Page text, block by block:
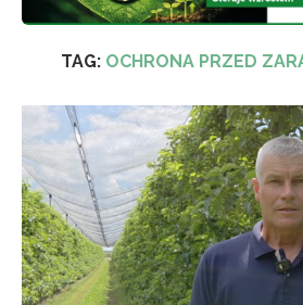
TAG: OCHRONA PRZED